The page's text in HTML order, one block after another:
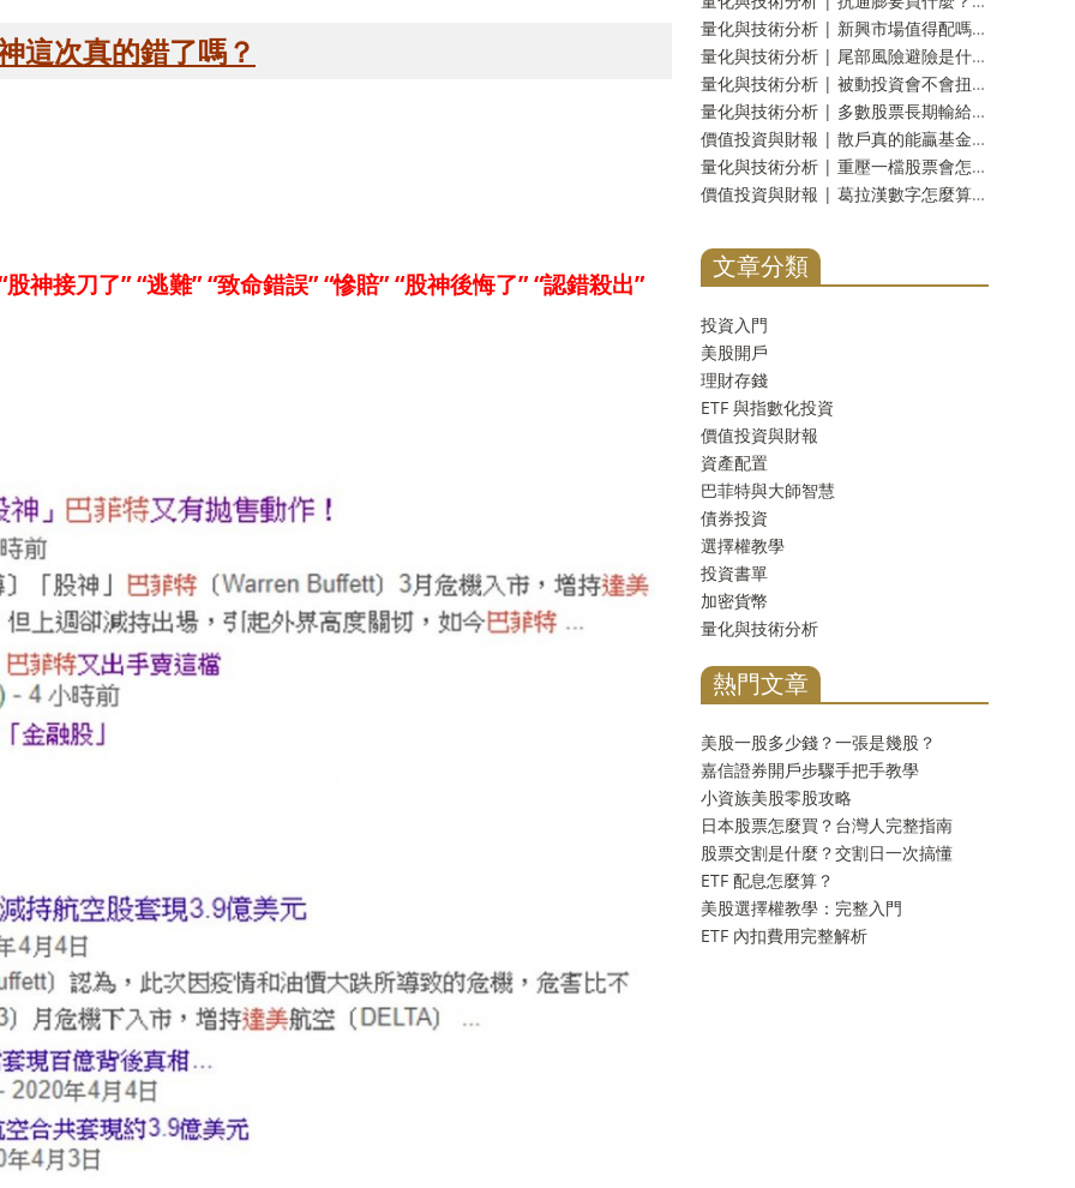
這次真的錯了嗎？
神接刀了” “逃難” “致命錯誤” “慘賠”“股神後悔了” “認錯殺出”
量化與技術分析 | 新興市場值得配嗎？二十三年實測：報酬差距分不出勝負，但台灣人多買了一份自己
量化與技術分析 | 尾部風險避險是什麼？崩盤保險的真實成本，以及一個更省事的替代方案
量化與技術分析 | 被動投資會不會扭曲市場？三十年實測：齊漲齊跌是真的，指數基金的責任卻查不出來
量化與技術分析 | 多數股票長期輸給國庫券是真的嗎？一千多家公司實測：輸的只有兩成，真正該怕的是另一件事
價值投資與財報 | 散戶真的能贏基金經理人嗎？《彼得林區選股戰略》重點整理，十壘打實測與被誤解的一句話
量化與技術分析 | 重壓一檔股票會怎樣？四千多次十年實測：分散到五檔，賠錢機率從一成四掉到不到百分之一
價值投資與財報 | 葛拉漢數字怎麼算？淨流動資產撿菸蒂實測：台股剩九檔，美股一檔不剩
文章分類
投資入門
美股開戶
理財存錢
ETF 與指數化投資
價值投資與財報
資產配置
巴菲特與大師智慧
債券投資
選擇權教學
投資書單
加密貨幣
量化與技術分析
熱門文章
美股一股多少錢？一張是幾股？
嘉信證券開戶步驟手把手教學
小資族美股零股攻略
日本股票怎麼買？台灣人完整指南
股票交割是什麼？交割日一次搞懂
ETF 配息怎麼算？
美股選擇權教學：完整入門
ETF 內扣費用完整解析